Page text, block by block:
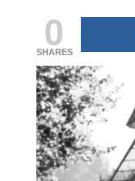
0
SHARES